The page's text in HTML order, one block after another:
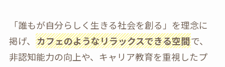
「誰もが自分らしく生きる社会を創る」を理念に
掲げ、 カフェのようなリラックスできる空間で、
非認知能力の向上や、キャリア教育を重視したプ